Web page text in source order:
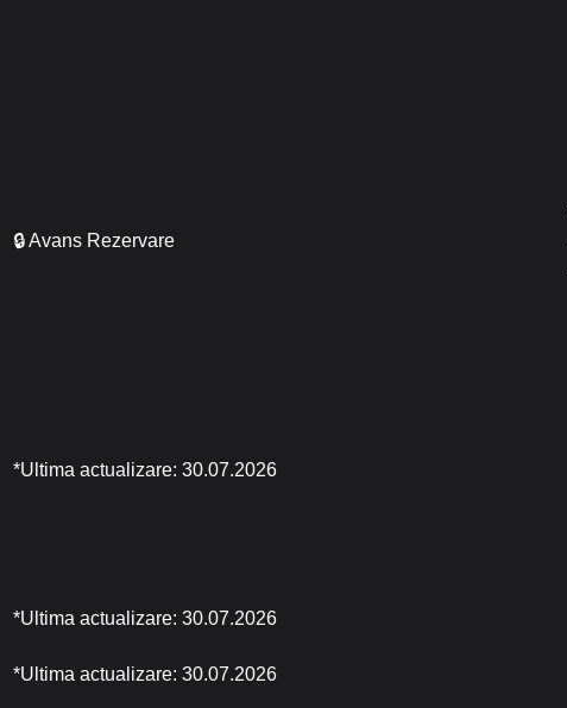
🔒 Avans Rezervare
*Ultima actualizare: 30.07.2026
*Ultima actualizare: 30.07.2026
*Ultima actualizare: 30.07.2026